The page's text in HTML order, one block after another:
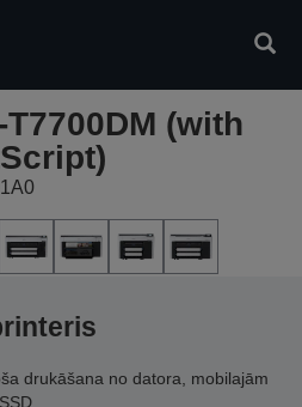
(with
drukāšana no datora, mobilajām